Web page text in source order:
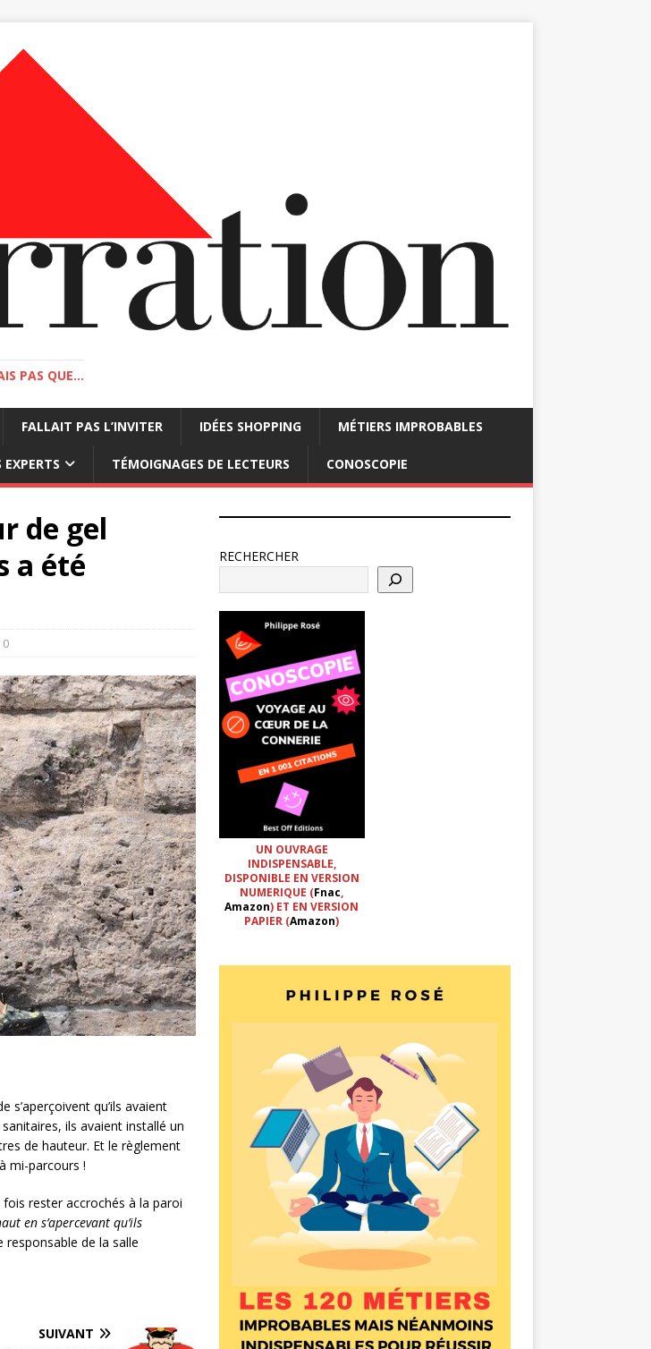
PAS QUE...
FALLAIT PAS L’INVITER IDÉES SHOPPING MÉTIERS IMPROBABLES
EXPERTS TÉMOIGNAGES DE LECTEURS CONOSCOPIE
de gel
a été
0
s’aperçoivent qu’ils avaient
ils avaient installé un
de hauteur. Et le règlement
mi-parcours !
rester accrochés à la paroi
en s’apercevant qu’ils
responsable de la salle
SUIVANT
RECHERCHER
UN OUVRAGE
INDISPENSABLE,
DISPONIBLE EN VERSION
NUMERIQUE (Fnac,
Amazon) ET EN VERSION
PAPIER (Amazon)